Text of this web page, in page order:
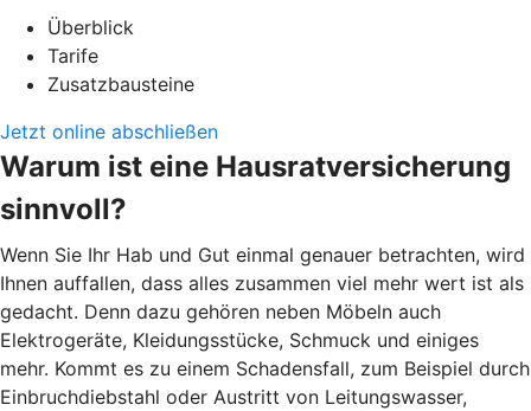
Überblick
Tarife
Zusatzbausteine
Jetzt online abschließen
Warum ist eine Hausratversicherung
sinnvoll?
Wenn Sie Ihr Hab und Gut einmal genauer betrachten, wird
Ihnen auffallen, dass alles zusammen viel mehr wert ist als
gedacht. Denn dazu gehören neben Möbeln auch
Elektrogeräte, Kleidungsstücke, Schmuck und einiges
mehr. Kommt es zu einem Schadensfall, zum Beispiel durch
Einbruchdiebstahl oder Austritt von Leitungswasser,